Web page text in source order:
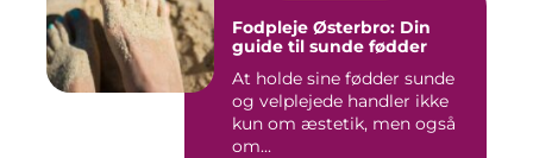
Fodpleje Østerbro: Din
guide til sunde fødder
At holde sine fødder sunde
og velplejede handler ikke
kun om æstetik, men også
om...